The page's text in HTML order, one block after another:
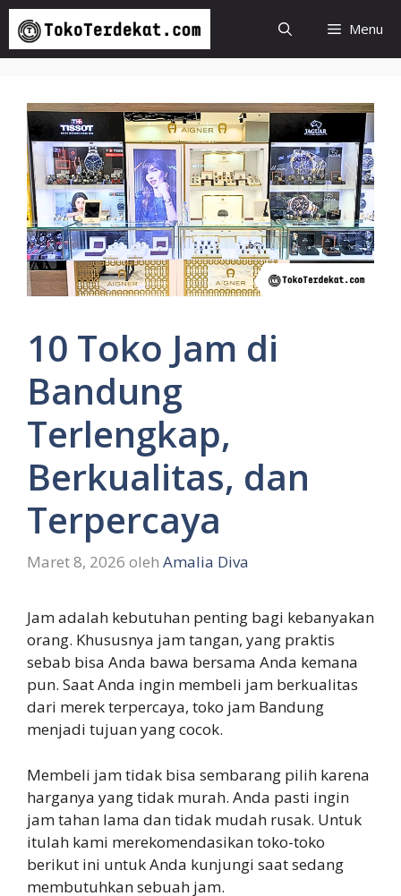
Langsung
isi
Menu
10 Toko Jam di
Bandung
Terlengkap,
Berkualitas, dan
Terpercaya
Maret 8, 2026 oleh Amalia Diva
Jam adalah kebutuhan penting bagi kebanyakan
orang. Khususnya jam tangan, yang praktis
sebab bisa Anda bawa bersama Anda kemana
pun. Saat Anda ingin membeli jam berkualitas
dari merek terpercaya, toko jam Bandung
menjadi tujuan yang cocok.
Membeli jam tidak bisa sembarang pilih karena
harganya yang tidak murah. Anda pasti ingin
jam tahan lama dan tidak mudah rusak. Untuk
itulah kami merekomendasikan toko-toko
berikut ini untuk Anda kunjungi saat sedang
membutuhkan sebuah jam.